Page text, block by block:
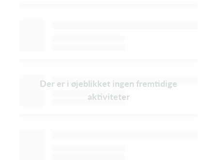
Der er i øjeblikket ingen fremtidige
aktiviteter